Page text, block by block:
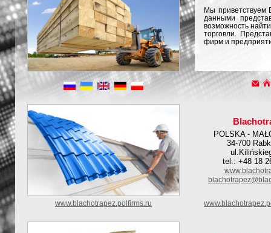
Мы приветствуем
данными
возможность
торговли.
фирм и
POLSKA -
34-700
tel.: +48 18
www.blachotrapez.polfirms.ru